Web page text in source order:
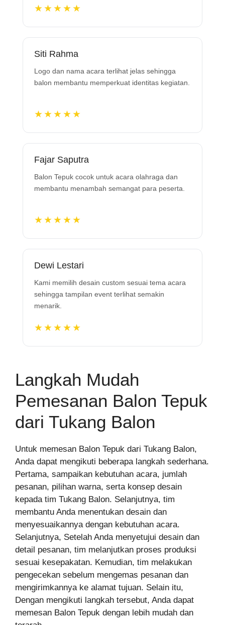
★★★★★
Siti Rahma
Logo dan nama acara terlihat jelas sehingga
balon membantu memperkuat identitas kegiatan.
★★★★★
Fajar Saputra
Balon Tepuk cocok untuk acara olahraga dan
membantu menambah semangat para peserta.
★★★★★
Dewi Lestari
Kami memilih desain custom sesuai tema acara
sehingga tampilan event terlihat semakin
menarik.
★★★★★
Langkah Mudah
Pemesanan Balon Tepuk
dari Tukang Balon
Untuk memesan Balon Tepuk dari Tukang Balon,
Anda dapat mengikuti beberapa langkah sederhana.
Pertama, sampaikan kebutuhan acara, jumlah
pesanan, pilihan warna, serta konsep desain
kepada tim Tukang Balon. Selanjutnya, tim
membantu Anda menentukan desain dan
menyesuaikannya dengan kebutuhan acara.
Selanjutnya, Setelah Anda menyetujui desain dan
detail pesanan, tim melanjutkan proses produksi
sesuai kesepakatan. Kemudian, tim melakukan
pengecekan sebelum mengemas pesanan dan
mengirimkannya ke alamat tujuan. Selain itu,
Dengan mengikuti langkah tersebut, Anda dapat
memesan Balon Tepuk dengan lebih mudah dan